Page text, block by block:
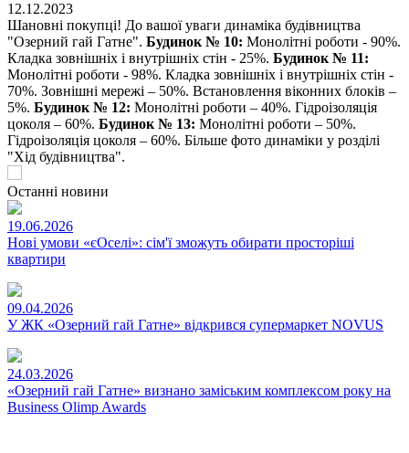
12.12.2023
Шановні покупці! До вашої уваги динаміка будівництва
"Озерний гай Гатне". Будинок № 10: Монолітні роботи - 90%.
Кладка зовнішніх і внутрішніх стін - 25%. Будинок № 11:
Монолітні роботи - 98%. Кладка зовнішніх і внутрішніх стін -
70%. Зовнішні мережі – 50%. Встановлення віконних блоків –
5%. Будинок № 12: Монолітні роботи – 40%. Гідроізоляція
цоколя – 60%. Будинок № 13: Монолітні роботи – 50%.
Гідроізоляція цоколя – 60%. Більше фото динаміки у розділі
"Хід будівництва".
Останні новини
19.06.2026
Нові умови «єОселі»: сім'ї зможуть обирати просторіші
квартири
09.04.2026
У ЖК «Озерний гай Гатне» відкрився супермаркет NOVUS
24.03.2026
«Озерний гай Гатне» визнано заміським комплексом року на
Business Olimp Awards